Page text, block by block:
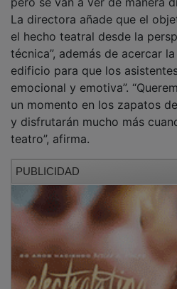
La directora añade que el
el hecho teatral desde la
técnica”, además de acercar
edificio para que los
emocional y emotiva”.
un momento en los zapatos
y disfrutarán mucho más
teatro”, afirma.